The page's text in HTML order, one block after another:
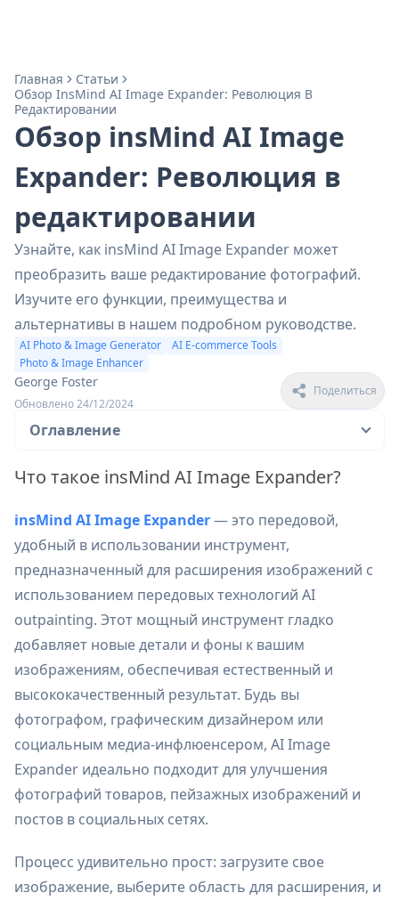
Главная
Статьи
Обзор InsMind AI Image Expander: Революция В
Редактировании
Обзор insMind AI Image
Expander: Революция в
редактировании
Узнайте, как insMind AI Image Expander может
преобразить ваше редактирование фотографий.
Изучите его функции, преимущества и
альтернативы в нашем подробном руководстве.
AI Photo & Image Generator
AI E-commerce Tools
Photo & Image Enhancer
George Foster
Обновлено 24/12/2024
Поделиться
Оглавление
Что такое insMind AI Image Expander?
insMind AI Image Expander— это передовой,
удобный в использовании инструмент,
предназначенный для расширения изображений с
использованием передовых технологий AI
outpainting. Этот мощный инструмент гладко
добавляет новые детали и фоны к вашим
изображениям, обеспечивая естественный и
высококачественный результат. Будь вы
фотографом, графическим дизайнером или
социальным медиа-инфлюенсером, AI Image
Expander идеально подходит для улучшения
фотографий товаров, пейзажных изображений и
постов в социальных сетях.
Процесс удивительно прост: загрузите свое
изображение, выберите область для расширения, и